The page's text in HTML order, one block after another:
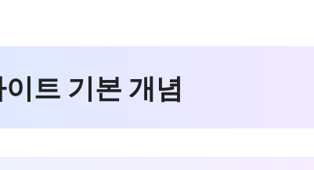
트 기본 개념